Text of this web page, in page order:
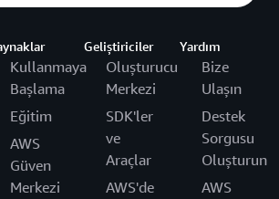
Kullanmaya
Başlama
Eğitim
AWS
Güven
Merkezi
Geliştiriciler
Oluşturucu
Merkezi
SDK'ler
ve
Araçlar
AWS'de
Yardım
Bize
Ulaşın
Destek
Sorgusu
Oluşturun
AWS